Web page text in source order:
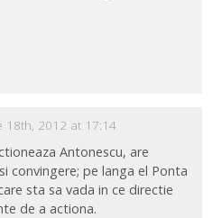
18th, 2012 at 17:14
Antonescu, are
convingere; pe langa el Ponta
sta sa vada in ce directie
de a actiona.